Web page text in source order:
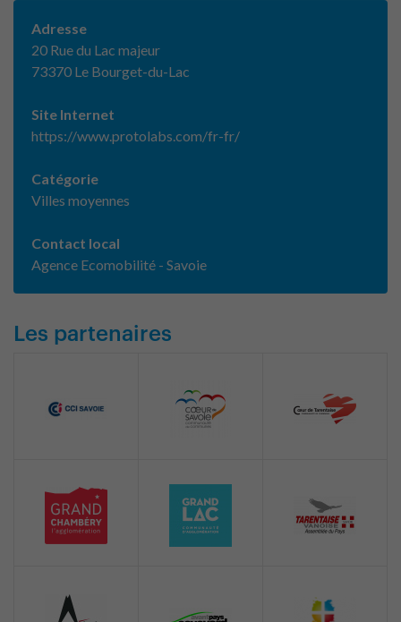
Adresse
20 Rue du Lac majeur
73370 Le Bourget-du-Lac
Site Internet
https://www.protolabs.com/fr-fr/
Catégorie
Villes moyennes
Contact local
Agence Ecomobilité - Savoie
Les partenaires